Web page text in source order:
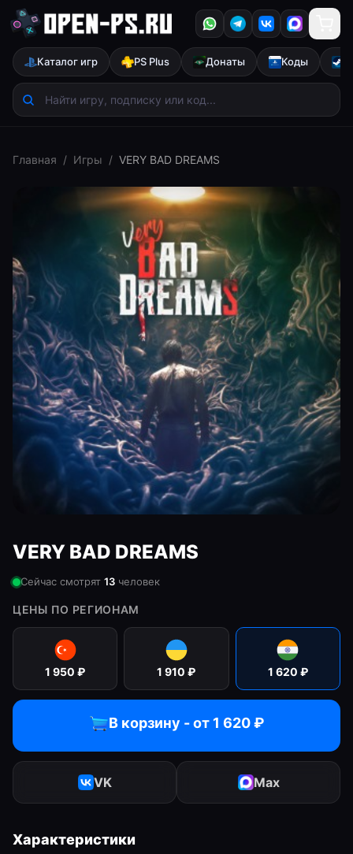
Каталог игр PS Plus Донаты Коды
Главная / Игры / VERY BAD DREAMS
VERY BAD DREAMS
Сейчас смотрят 13 человек
ЦЕНЫ ПО РЕГИОНАМ
1 950 ₽ 1 910 ₽ 1 620 ₽
В корзину - от 1 620₽
VK Max
Характеристики